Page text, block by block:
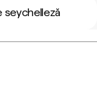
seychelleză